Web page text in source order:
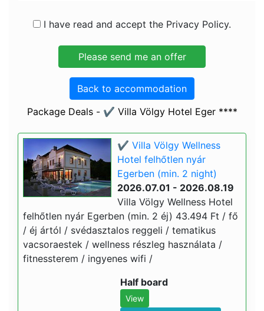
I have read and accept the Privacy Policy.
Back to accommodation
Package Deals - ✔️ Villa Völgy Hotel Eger ****
✔️ Villa Völgy Wellness
Hotel felhőtlen nyár
Egerben (min. 2 night)
2026.07.01 - 2026.08.19
Villa Völgy Wellness Hotel
felhőtlen nyár Egerben (min. 2 éj) 43.494 Ft / fő
/ éj ártól / svédasztalos reggeli / tematikus
vacsoraestek / wellness részleg használata /
fitnessterem / ingyenes wifi /
Half board
View